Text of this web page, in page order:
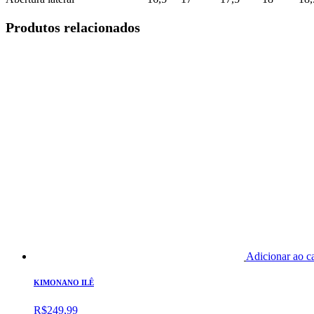
Produtos relacionados
Adicionar ao
KIMONANO ILÊ
R$249,99